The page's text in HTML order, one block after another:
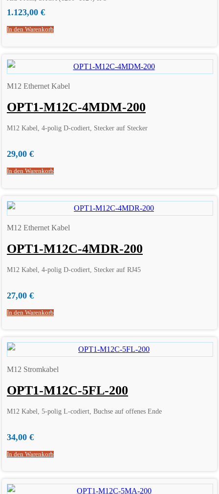
1.123,00 €
In den Warenkorb
M12 Ethernet Kabel
OPT1-M12C-4MDM-200
M12 Kabel, 4-polig D-codiert, Stecker auf Stecker
29,00 €
In den Warenkorb
M12 Ethernet Kabel
OPT1-M12C-4MDR-200
M12 Kabel, 4-polig D-codiert, Stecker auf RJ45
27,00 €
In den Warenkorb
M12 Stromkabel
OPT1-M12C-5FL-200
M12 Kabel, 5-polig L-codiert, Buchse auf offenes Ende
34,00 €
In den Warenkorb